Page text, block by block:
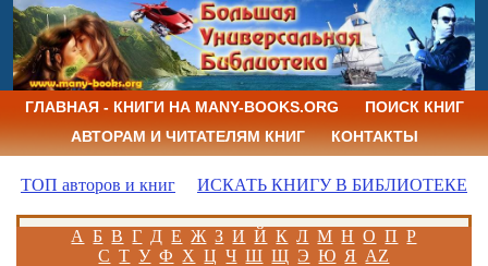
ГЛАВНАЯ - КНИГИ НА MANY-BOOKS.ORG
ПОИСК КНИГ
АВТОРАМ И ЧИТАТЕЛЯМ КНИГ
КОНТАКТЫ
ТОП авторов и книг ИСКАТЬ КНИГУ В БИБЛИОТЕКЕ
А Б В Г Д Е Ж З И Й К Л М Н О П Р
С Т У Ф Х Ц Ч Ш Щ Э Ю Я AZ